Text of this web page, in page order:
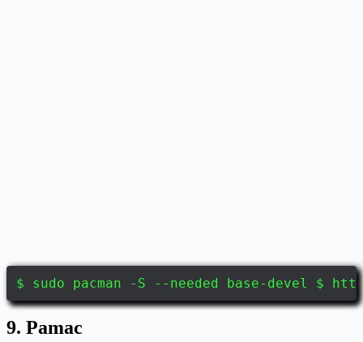
$ sudo pacman -S --needed base-devel $
9. Pamac